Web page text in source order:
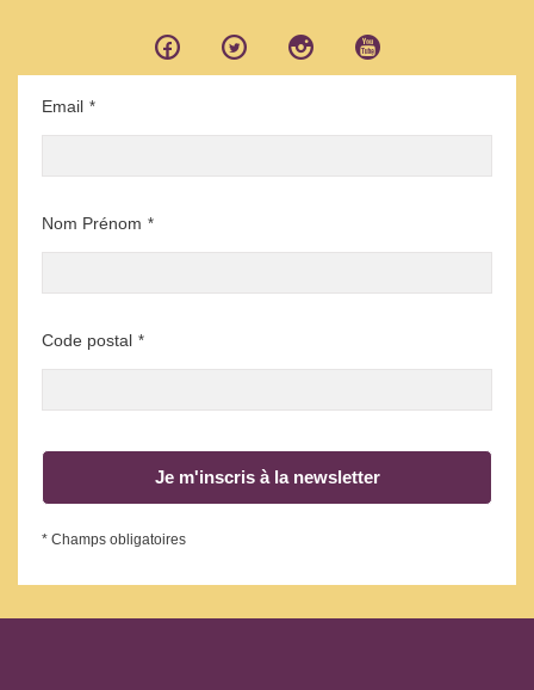
Email *
Nom Prénom *
Code postal *
Je m'inscris à la newsletter
* Champs obligatoires